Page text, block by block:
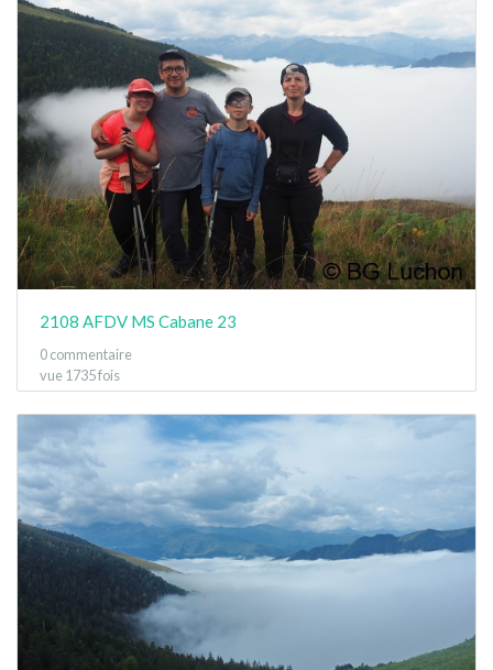
2108 AFDV MS Cabane 23
0 commentaire
vue 1735 fois